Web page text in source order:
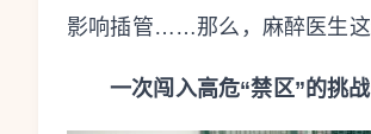
影响插管……那么，麻醉医生这
一次闯入高危“禁区”的挑战